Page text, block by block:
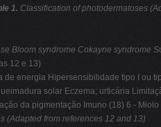
1. Classification of photodermatoses
Bloom syndrome Cokayne syndrome
12 e 13)
energia Hipersensibilidade tipo I
solar Eczema; urticária
da pigmentação Imuno (18) 6 -
(Adapted from references 12 and 13)